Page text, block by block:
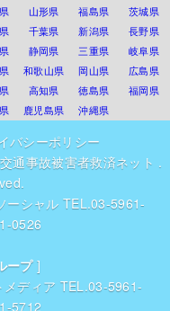
山形県 福島県
茨城県
千葉県 新潟県
長野県
静岡県 三重県
岐阜県
和歌山県 岡山県
広島県
高知県 徳島県
福岡県
鹿児島県 沖縄県
バシーポリシー
通事故被害者救済ネット .
ーシャル TEL.03-5961-
0526
ープ]
ディア TEL.03-5961-
5712